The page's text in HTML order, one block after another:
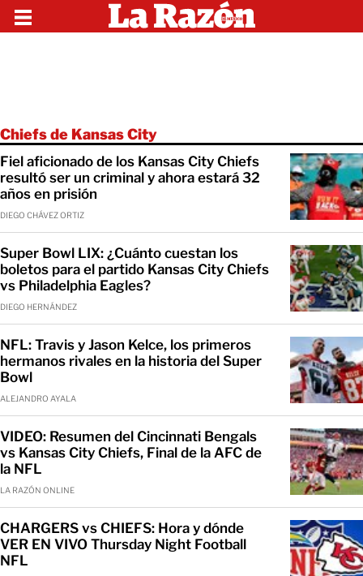
Chiefs de Kansas City
Fiel aficionado de los Kansas City Chiefs
resultó ser un criminal y ahora estará 32
años en prisión
DIEGO CHÁVEZ ORTIZ
Super Bowl LIX: ¿Cuánto cuestan los
boletos para el partido Kansas City Chiefs
vs Philadelphia Eagles?
DIEGO HERNÁNDEZ
NFL: Travis y Jason Kelce, los primeros
hermanos rivales en la historia del Super
Bowl
ALEJANDRO AYALA
VIDEO: Resumen del Cincinnati Bengals
vs Kansas City Chiefs, Final de la AFC de
la NFL
LA RAZÓN ONLINE
CHARGERS vs CHIEFS: Hora y dónde
VER EN VIVO Thursday Night Football
NFL